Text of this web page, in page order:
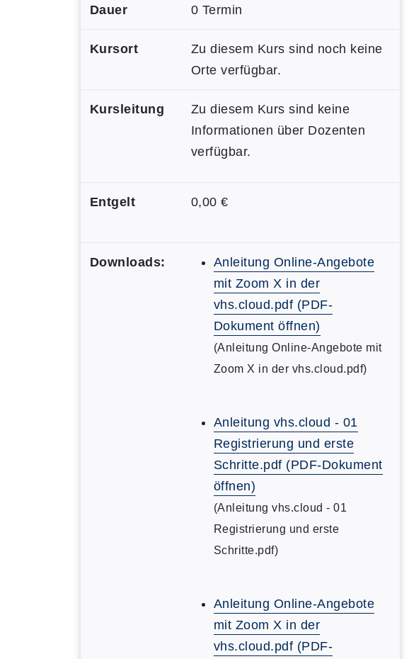
Dauer 0 Termin
Kursort
Zu diesem Kurs sind noch keine
Orte verfügbar.
Kursleitung
Zu diesem Kurs sind keine
Informationen über Dozenten
verfügbar.
Entgelt 0,00 €
Downloads:
Anleitung Online-Angebote
mit Zoom X in der
vhs.cloud.pdf (PDF-
Dokument öffnen)
(Anleitung Online-Angebote mit
Zoom X in der vhs.cloud.pdf)
Anleitung vhs.cloud - 01
Registrierung und erste
Schritte.pdf (PDF-Dokument
öffnen)
(Anleitung vhs.cloud - 01
Registrierung und erste
Schritte.pdf)
Anleitung Online-Angebote
mit Zoom X in der
vhs.cloud.pdf (PDF-